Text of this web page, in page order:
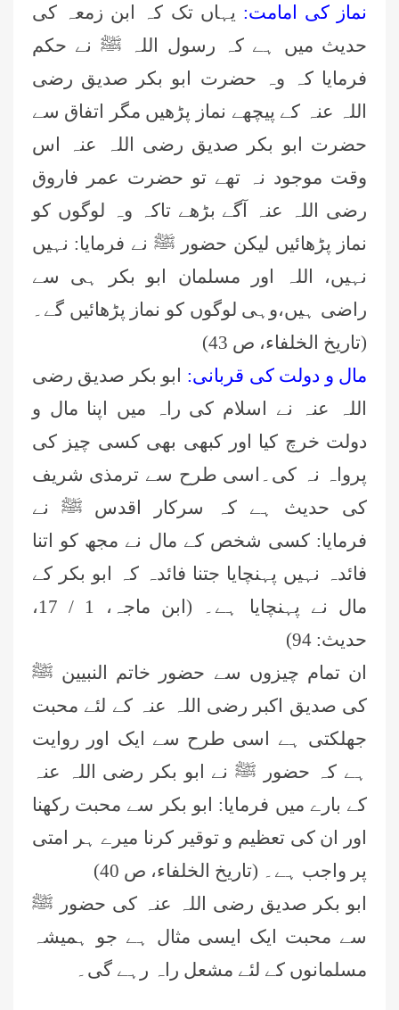
نماز کی امامت: یہاں تک کہ ابن زمعہ کی
حدیث میں ہے کہ رسول اللہ ﷺ نے حکم
فرمایا کہ وہ حضرت ابو بکر صدیق رضی
اللہ عنہ کے پیچھے نماز پڑھیں مگر اتفاق سے
حضرت ابو بکر صدیق رضی اللہ عنہ اس
وقت موجود نہ تھے تو حضرت عمر فاروق
رضی اللہ عنہ آگے بڑھے تاکہ وہ لوگوں کو
نماز پڑھائیں لیکن حضور ﷺ نے فرمایا: نہیں
نہیں، اللہ اور مسلمان ابو بکر ہی سے
راضی ہیں،وہی لوگوں کو نماز پڑھائیں گے۔
(تاريخ الخلفاء، ص 43)
مال و دولت کی قربانی:
ابو بکر صدیق رضی
اللہ عنہ نے اسلام کی راہ میں اپنا مال و
دولت خرچ کیا اور کبھی بھی کسی چیز کی
پرواہ نہ کی۔اسی طرح سے ترمذی شریف
کی حدیث ہے کہ سرکار اقدس ﷺ نے
فرمایا: کسی شخص کے مال نے مجھ کو اتنا
فائدہ نہیں پہنچایا جتنا فائدہ کہ ابو بکر کے
مال نے پہنچایا ہے۔ (ابن ماجہ، 1 / 17،
حدیث: 94)
ان تمام چیزوں سے حضور خاتم النبیین ﷺ
کی صدیق اکبر رضی اللہ عنہ کے لئے محبت
جھلکتی ہے اسی طرح سے ایک اور روایت
ہے کہ حضور ﷺ نے ابو بکر رضی اللہ عنہ
کے بارے میں فرمایا: ابو بکر سے محبت رکھنا
اور ان کی تعظیم و توقیر کرنا میرے ہر امتی
پر واجب ہے۔ (تاریخ الخلفاء، ص 40)
ابو بکر صدیق رضی اللہ عنہ کی حضور ﷺ
سے محبت ایک ایسی مثال ہے جو ہمیشہ
مسلمانوں کے لئے مشعل راہ رہے گی۔